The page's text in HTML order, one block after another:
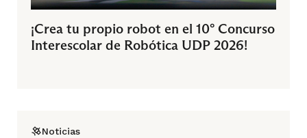
¡Crea tu propio robot en el 10° Concurso
Interescolar de Robótica UDP 2026!
Noticias